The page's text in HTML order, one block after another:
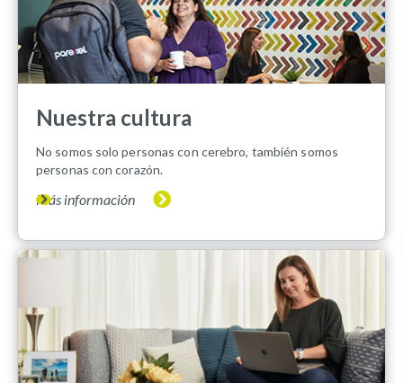
Nuestra cultura
No somos solo personas con cerebro, también somos
personas con corazón.
Más información